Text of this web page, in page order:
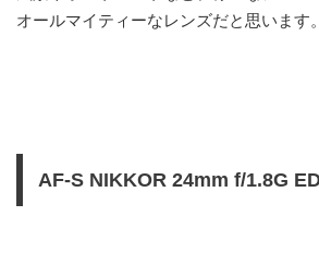
オールマイティーなレンズだと思います。
AF-S NIKKOR 24mm f/1.8G